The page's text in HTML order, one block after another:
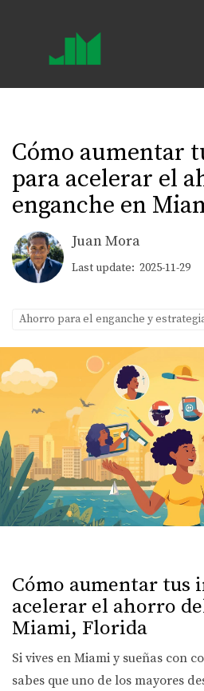
Cómo aumentar
para acelerar el
enganche en
Juan Mora
Last update: 2025-11-29
Ahorro para el enganche y
Cómo aumentar tus
acelerar el ahorro
Miami, Florida
Si vives en Miami y sueñas con
sabes que uno de los mayores